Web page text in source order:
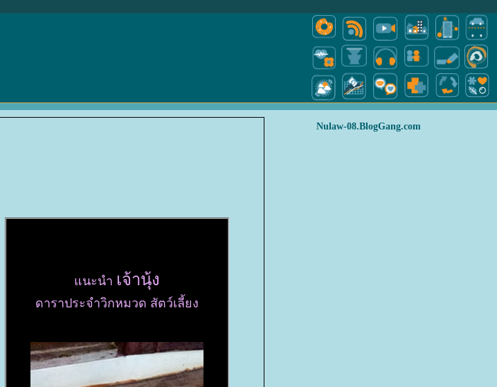
นะนำ เจ้านุ้ง
ดาราประจำวิกหมวด สัตว์เลี้ยง
Nulaw-08.BlogGang.com